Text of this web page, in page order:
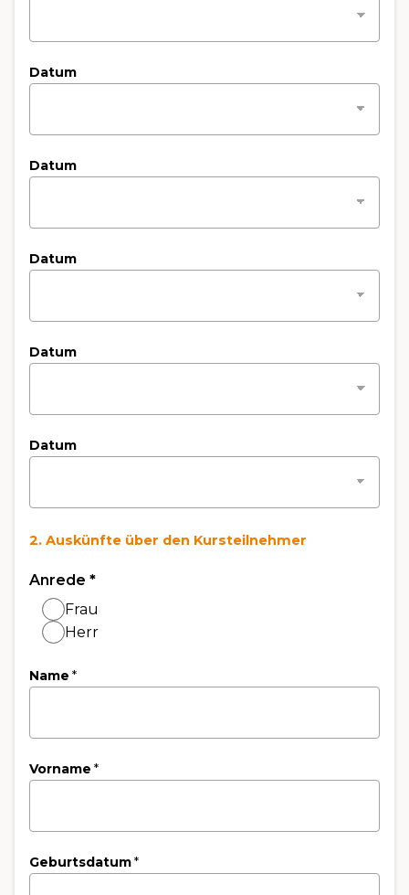
Datum
Datum
Datum
Datum
Datum
2. Auskünfte über den Kursteilnehmer
Anrede *
Frau
Herr
Name *
Vorname *
Geburtsdatum*